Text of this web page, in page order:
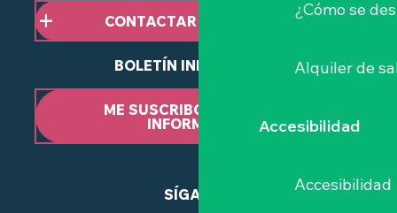
¿Cómo se
Alquiler de
Accesibilidad
Accesibilidad
CONTACTAR CON NOSOTROS
BOLETÍN INFORMATIVO
ME SUSCRIBO AL BOLETÍN
INFORMATIVO
SÍGANOS